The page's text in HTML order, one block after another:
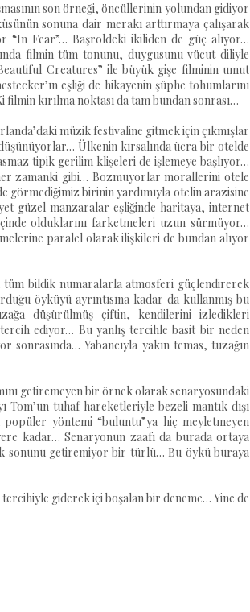
son örneği, öncüllerinin yolundan gidiyor
sonuna dair merakı arttırmaya çalışarak
“In Fear”… Başroldeki ikiliden de güç alıyor…
filmin tüm tonunu, duygusunu vücut diliyle
Creatures” ile büyük gişe filminin umut
eşliği de hikayenin şüphe tohumlarını
kırılma noktası da tam bundan sonrası…
müzik festivaline gitmek için çıkmışlar
Ülkenin kırsalında ücra bir otelde
tipik gerilim klişeleri de işlemeye başlıyor…
zamanki gibi… Bozmuyorlar morallerini otele
birinin yardımıyla otelin arazisine
güzel manzaralar eşliğinde haritaya, internet
olduklarını farketmeleri uzun sürmüyor…
paralel olarak ilişkileri de bundan alıyor
tüm bildik numaralarla atmosferi güçlendirerek
öyküyü ayrıntısına kadar da kullanmış bu
düşürülmüş çiftin, kendilerini izledikleri
ediyor… Bu yanlış tercihle basit bir neden
Yabancıyla yakın temas, tuzağın
getiremeyen bir örnek olarak senaryosundaki
Tom’un tuhaf hareketleriyle bezeli mantık dışı
yöntemi “buluntu”ya hiç meyletmeyen
kadar… Senaryonun zaafı da burada ortaya
sonunu getiremiyor bir türlü… Bu öykü buraya
tercihiyle giderek içi boşalan bir deneme… Yine de